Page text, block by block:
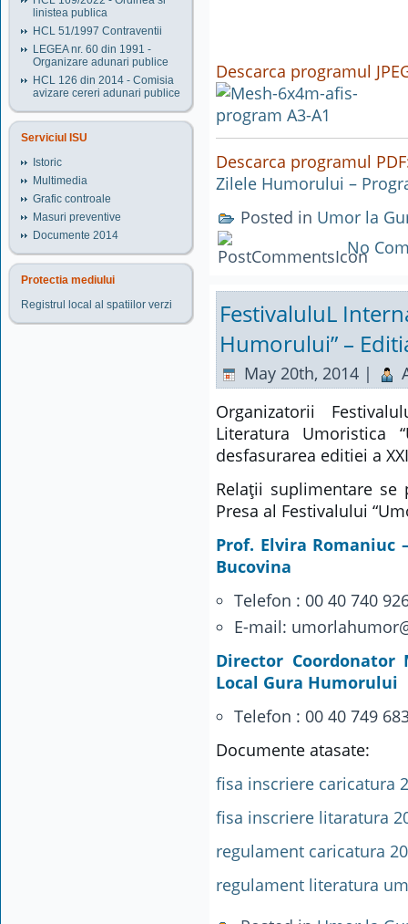
linistea publica
HCL 51/1997 Contraventii
LEGEA nr. 60 din 1991 -
Organizare adunari publice
HCL 126 din 2014 - Comisia
avizare cereri adunari publice
Serviciul ISU
Istoric
Multimedia
Grafic controale
Masuri preventive
Documente 2014
Protectia mediului
Registrul local al spatiilor verzi
Descarca programul
Descarca programul
Zilele Humorului –
Posted in Umor la
No
FestivaluluL
Humorului” –
May 20th, 2014 |
Organizatorii
Literatura Umoristica
desfasurarea editiei a
Relaţii suplimentare
Presa al Festivalului
Prof. Elvira Romaniuc
Bucovina
Telefon : 00 40 740
E-mail:
Director
Local Gura Humorului
Telefon : 00 40 749
Documente atasate:
fisa inscriere caricatura
fisa inscriere litaratura
regulament caricatura
regulament literatura